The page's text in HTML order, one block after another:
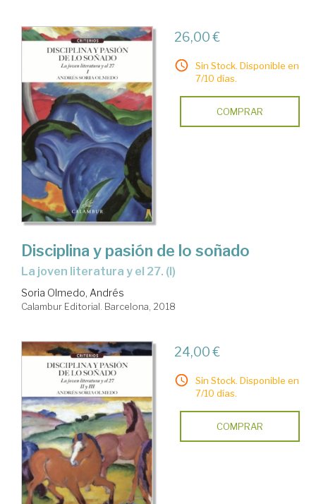
26,00 €
Sin Stock. Disponible en
7/10 días.
COMPRAR
Disciplina y pasión de lo soñado
la joven literatura y el 27. (I)
Soria Olmedo, Andrés
Calambur Editorial. Barcelona, 2018
24,00 €
Sin Stock. Disponible en
7/10 días.
COMPRAR